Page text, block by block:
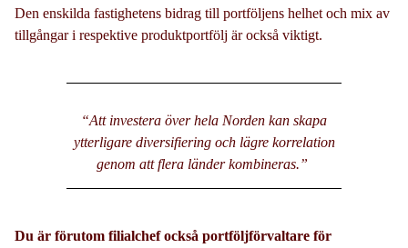
Den enskilda fastighetens bidrag till portföljens helhet och mix av
tillgångar i respektive produktportfölj är också viktigt.
“Att investera över hela Norden kan skapa
ytterligare diversifiering och lägre korrelation
genom att flera länder kombineras.”
Du är förutom filialchef också portföljförvaltare för